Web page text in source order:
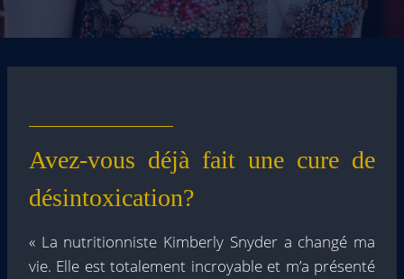
Avez-vous déjà fait une cure de
désintoxication?
« La nutritionniste Kimberly Snyder a changé ma
vie. Elle est totalement incroyable et m’a présenté